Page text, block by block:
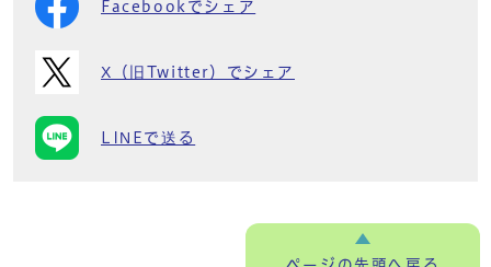
Facebookでシェア
X（旧Twitter）でシェア
LINEで送る